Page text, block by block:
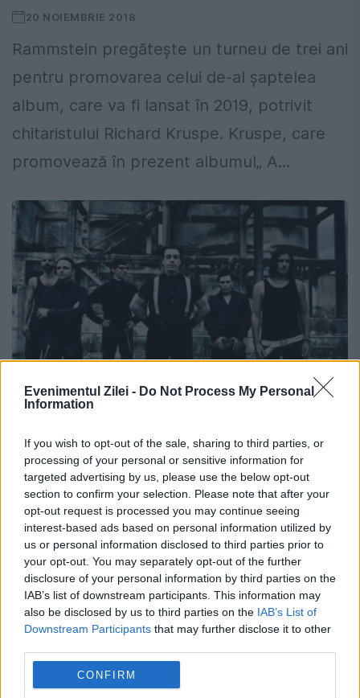
Evenimentul Zilei - Do Not Process My Personal
Information
If you wish to opt-out of the sale, sharing to third parties, or
processing of your personal or sensitive information for
targeted advertising by us, please use the below opt-out
section to confirm your selection. Please note that after your
opt-out request is processed you may continue seeing
interest-based ads based on personal information utilized by
us or personal information disclosed to third parties prior to
your opt-out. You may separately opt-out of the further
disclosure of your personal information by third parties on the
IAB’s list of downstream participants. This information may
also be disclosed by us to third parties on the IAB’s List of
Downstream Participants that may further disclose it to other
CONFIRM
20 NOIEMBRIE 2018
Rammstein pregăteşte un turneu de trei ani
pentru promovarea celui de-al şaptelea
album, care va fi lansat în 2019, potrivit
chitaristului Richard Kruspe. Kruspe, care
promovează în prezent albumul„ A...
lansează cel de-al șaptelea album
20 NOIEMBRIE 2018
Trupa germană Rammstein pregăteşte un
turneu de trei ani pentru promovarea celui
de-al şaptelea album, care va fi lansat în
2019. Chitaristului Richard Kruspe, care
promovează în prezent albumul„ A...